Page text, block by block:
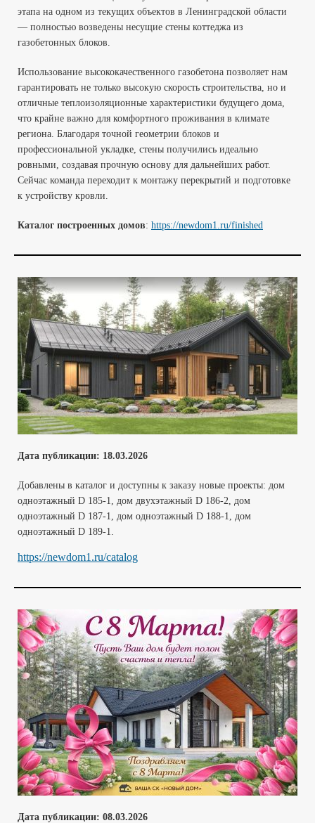
этапа на одном из текущих объектов в Ленинградской области
— полностью возведены несущие стены коттеджа из
газобетонных блоков.
Использование высококачественного газобетона позволяет нам
гарантировать не только высокую скорость строительства, но и
отличные теплоизоляционные характеристики будущего дома,
что крайне важно для комфортного проживания в климате
региона. Благодаря точной геометрии блоков и
профессиональной укладке, стены получились идеально
ровными, создавая прочную основу для дальнейших работ.
Сейчас команда переходит к монтажу перекрытий и подготовке
к устройству кровли.
Каталог построенных домов: https://newdom1.ru/finished
Дата публикации: 18.03.2026
Добавлены в каталог и доступны к заказу новые проекты: дом
одноэтажный D 185-1, дом двухэтажный D 186-2, дом
одноэтажный D 187-1, дом одноэтажный D 188-1, дом
одноэтажный D 189-1.
https://newdom1.ru/catalog
Дата публикации: 08.03.2026